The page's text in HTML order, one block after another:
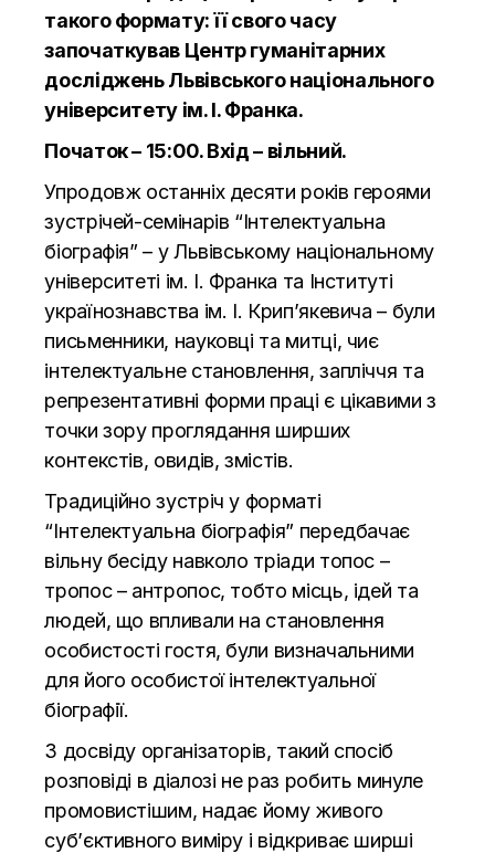
такого формату: її свого часу
започаткував Центр гуманітарних
досліджень Львівського національного
університету ім. І. Франка.
Початок – 15:00. Вхід – вільний.
Упродовж останніх десяти років героями
зустрічей-семінарів “Інтелектуальна
біографія” – у Львівському національному
університеті ім. І. Франка та Інституті
українознавства ім. І. Крип’якевича – були
письменники, науковці та митці, чиє
інтелектуальне становлення, запліччя та
репрезентативні форми праці є цікавими з
точки зору проглядання ширших
контекстів, овидів, змістів.
Традиційно зустріч у форматі
“Інтелектуальна біографія” передбачає
вільну бесіду навколо тріади топос –
тропос – антропос, тобто місць, ідей та
людей, що впливали на становлення
особистості гостя, були визначальними
для його особистої інтелектуальної
біографії.
З досвіду організаторів, такий спосіб
розповіді в діалозі не раз робить минуле
промовистішим, надає йому живого
суб’єктивного виміру і відкриває ширші